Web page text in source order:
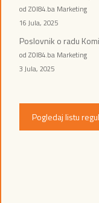
od ZOI84.ba Marketing
16 Jula, 2025
Poslovnik o radu
od ZOI84.ba Marketing
3 Jula, 2025
Pogledaj listu